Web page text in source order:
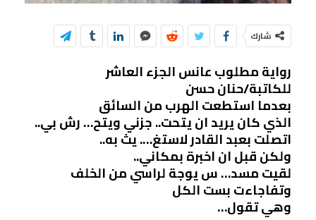
شارك
رواية مطلوب عانس الجزء العاشر
للكاتبة/حنان حسن
بعدما استطعت الهرب من السائق
الذي كان يريد ان يتحت.. جزني ويتح… رش بي..
اتصلت بعبد القادر لاستغ…. يث به..
ولكن قبل ان اخبرة بمكاني..
لقيت مسد… س يوجة لراسي من الخلف
وتفاجاءت بست الكل
وهي تقول…